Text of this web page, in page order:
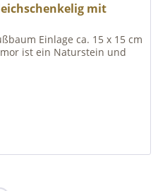
mit
Einlage ca. 15 x 15 cm
ist ein Naturstein und